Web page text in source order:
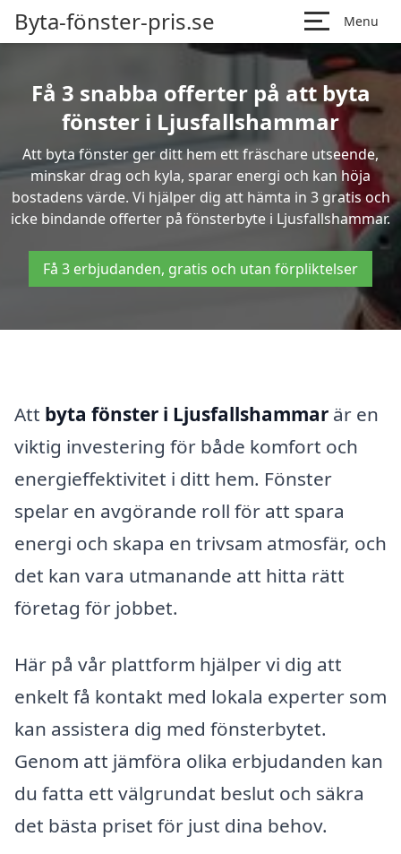
Byta-fönster-pris.se Menu
Få 3 snabba offerter på att byta
fönster i Ljusfallshammar
Att byta fönster ger ditt hem ett fräschare utseende,
minskar drag och kyla, sparar energi och kan höja
bostadens värde. Vi hjälper dig att hämta in 3 gratis och
icke bindande offerter på fönsterbyte i Ljusfallshammar.
Få 3 erbjudanden, gratis och utan förpliktelser
Att byta fönster i Ljusfallshammar är en
viktig investering för både komfort och
energieffektivitet i ditt hem. Fönster
spelar en avgörande roll för att spara
energi och skapa en trivsam atmosfär, och
det kan vara utmanande att hitta rätt
företag för jobbet.
Här på vår plattform hjälper vi dig att
enkelt få kontakt med lokala experter som
kan assistera dig med fönsterbytet.
Genom att jämföra olika erbjudanden kan
du fatta ett välgrundat beslut och säkra
det bästa priset för just dina behov.